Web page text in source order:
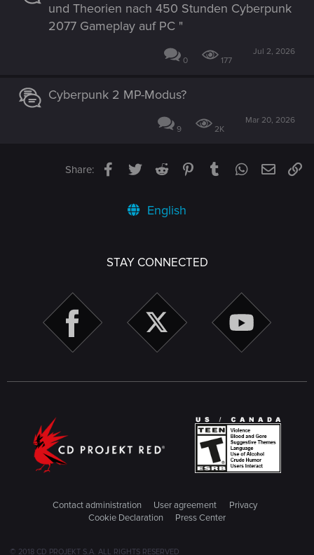
und Theorien nach 450 Stunden Cyberpunk
2077 Gameplay auf PC "
0 177
Jul 2, 2026
Cyberpunk 2 MP-Modus?
9 2K
Mar 20, 2026
Share: Facebook
TwitterReddit PinterestTumblrWhatsApp
Email
English
STAY CONNECTED
Contact administration User agreement
Privacy
Cookie Declaration
Press Center
© 2018 CD PROJEKT S.A. ALL RIGHTS RESERVED